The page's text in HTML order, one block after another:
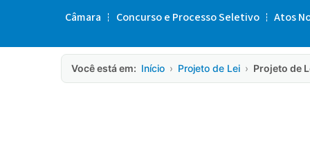
Câmara Concurso e Processo Seletivo Atos
Você está em: Início › Projeto de Lei › Projeto de